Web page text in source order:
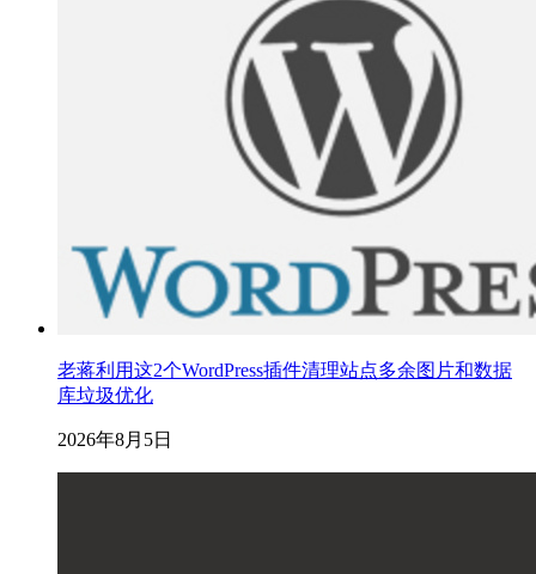
老蒋利用这2个WordPress插件清理站点多余图片和数据
库垃圾优化
2026年8月5日